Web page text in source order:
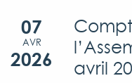
07
AVR
2026
avril